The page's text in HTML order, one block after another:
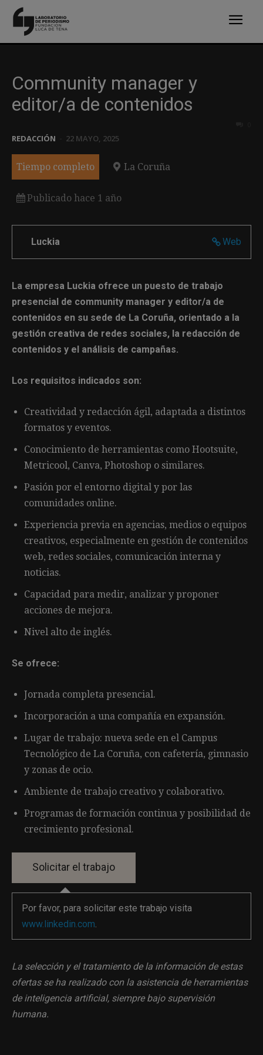
Community manager y
editor/a de contenidos
REDACCIÓN 22 MAYO, 2025
Tiempo completo La Coruña
Publicado hace 1 año
Web
Luckia
La empresa Luckia ofrece un puesto de trabajo
presencial de community manager y editor/a de
contenidos en su sede de La Coruña, orientado a la
gestión creativa de redes sociales, la redacción de
contenidos y el análisis de campañas.
Los requisitos indicados son:
Creatividad y redacción ágil, adaptada a distintos
formatos y eventos.
Conocimiento de herramientas como Hootsuite,
Metricool, Canva, Photoshop o similares.
Pasión por el entorno digital y por las
comunidades online.
Experiencia previa en agencias, medios o equipos
creativos, especialmente en gestión de contenidos
web, redes sociales, comunicación interna y
noticias.
Capacidad para medir, analizar y proponer
acciones de mejora.
Nivel alto de inglés.
Se ofrece:
Jornada completa presencial.
Incorporación a una compañía en expansión.
Lugar de trabajo: nueva sede en el Campus
Tecnológico de La Coruña, con cafetería, gimnasio
y zonas de ocio.
Ambiente de trabajo creativo y colaborativo.
Programas de formación continua y posibilidad de
crecimiento profesional.
Por favor, para solicitar este trabajo visita
www.linkedin.com.
La selección y el tratamiento de la información de estas
ofertas se ha realizado con la asistencia de herramientas
de inteligencia artificial, siempre bajo supervisión
humana.